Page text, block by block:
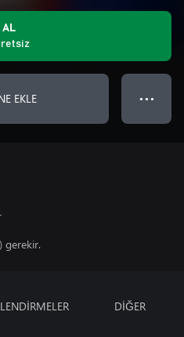
AL
EKLE ● ● ●
gerekir.
DİĞER